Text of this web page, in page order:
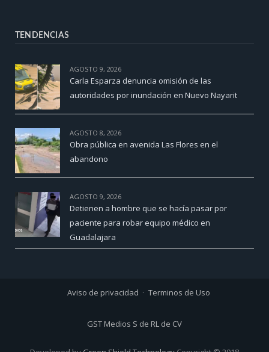
TENDENCIAS
AGOSTO 9, 2026
Carla Esparza denuncia omisión de las
autoridades por inundación en Nuevo Nayarit
AGOSTO 8, 2026
Obra pública en avenida Las Flores en el
abandono
AGOSTO 9, 2026
Detienen a hombre que se hacía pasar por
paciente para robar equipo médico en
Guadalajara
Aviso de privacidad Terminos de Uso
GST Medios S de RL de CV